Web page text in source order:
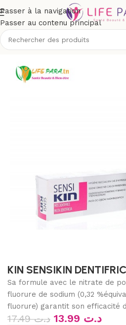
Passer à la navigation
Passer au contenu principal
/Boutique/Hygiène/Soins
KIN SENSIKIN
Sa formule avec le nitrate de
fluorure de sodium (0,32
fluorure) garantit son efficacité
د.ت17.49 د.ت